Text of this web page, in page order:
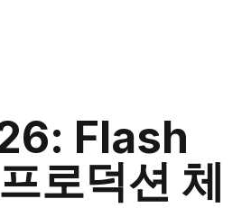
Flash
로덕션 체